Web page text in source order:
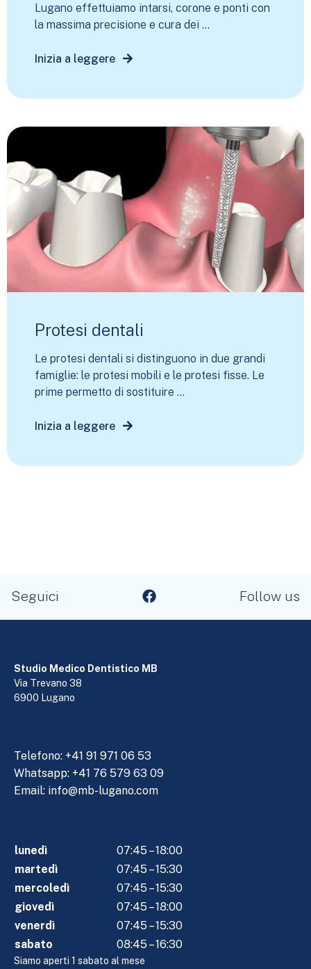
Lugano effettuiamo intarsi, corone e ponti con
la massima precisione e cura dei ...
Inizia a leggere
Protesi dentali
Le protesi dentali si distinguono in due grandi
famiglie: le protesi mobili e le protesi fisse. Le
prime permetto di sostituire ...
Inizia a leggere
Seguici Follow us
Studio Medico Dentistico MB
Via Trevano 38
6900 Lugano
Telefono: +41 91 971 06 53
Whatsapp: +41 76 579 63 09
Email: info@mb-lugano.com
lunedì
07:45 – 18:00
martedì
07:45 – 15:30
mercoledì
07:45 – 15:30
giovedì
07:45 – 18:00
venerdì
07:45 – 15:30
sabato
08:45 – 16:30
Siamo aperti 1 sabato al mese